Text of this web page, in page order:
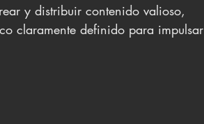
y distribuir contenido valioso,
claramente definido para impulsar